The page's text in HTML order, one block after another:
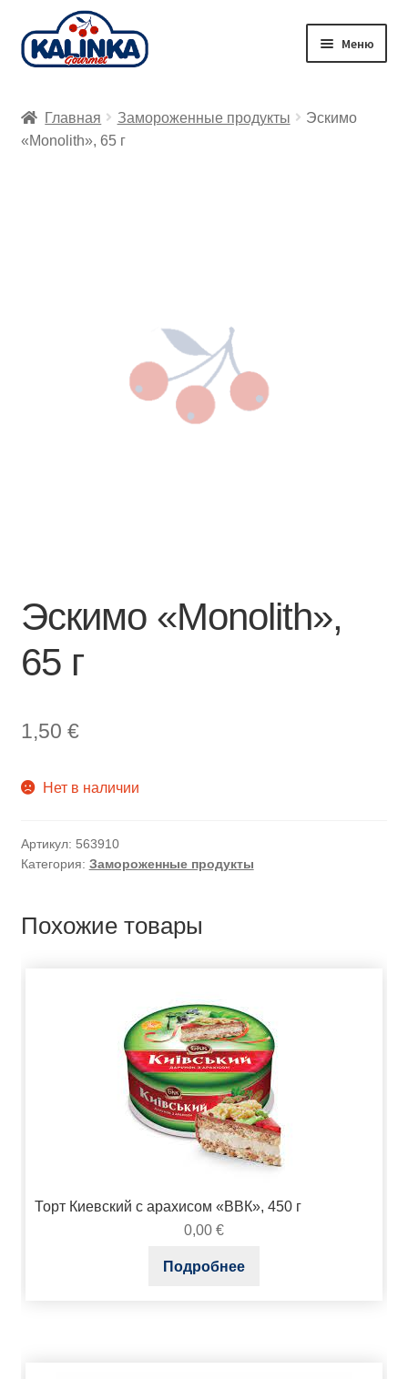
Перейти
к
Перейти
к
Меню
Заказ онлайн
Главная Замороженные продукты
Эскимо
«Monolith», 65 г
Эскимо «Monolith»,
65 г
1,50 €
Нет в наличии
Артикул: 563910
Категория: Замороженные продукты
Похожие товары
Торт Киевский с арахисом «ВВК», 450 г
0,00 €
Подробнее